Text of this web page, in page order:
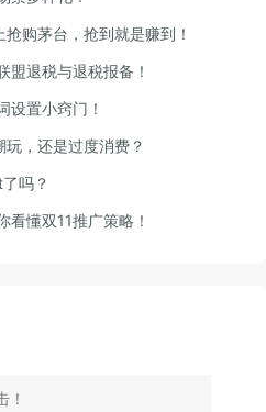
购茅台，抢到就是赚到！
盟退税与退税报备！
设置小窍门！
玩，还是过度消费？
吗？
看懂双11推广策略！